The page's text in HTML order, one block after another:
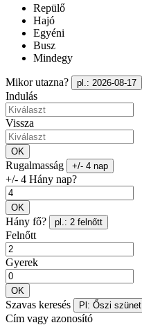
Repülő
Hajó
Egyéni
Busz
Mindegy
Mikor utazna? pl.: 2026-08-17
Indulás
Vissza
OK
Rugalmasság +/- 4 nap
+/- 4 Hány nap?
OK
Hány fő? pl.: 2 felnőtt
Felnőtt
Gyerek
OK
Szavas keresés Pl: Őszi szünet
Cím vagy azonosító